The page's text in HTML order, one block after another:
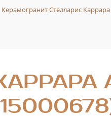
Керамогранит Стелларис